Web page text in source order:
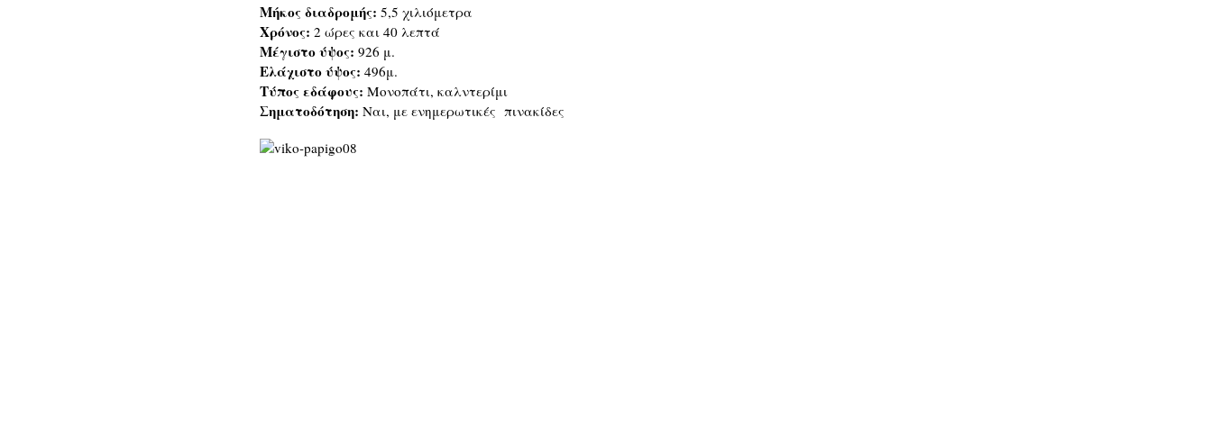
Μήκος διαδρομής: 5,5 χιλιόμετρα
Χρόνος: 2 ώρες και 40 λεπτά
Μέγιστο ύψος: 926 μ.
Ελάχιστο ύψος: 496μ.
Τύπος εδάφους: Μονοπάτι, καλντερίμι
Σηματοδότηση: Ναι, με ενημερωτικές πινακίδες